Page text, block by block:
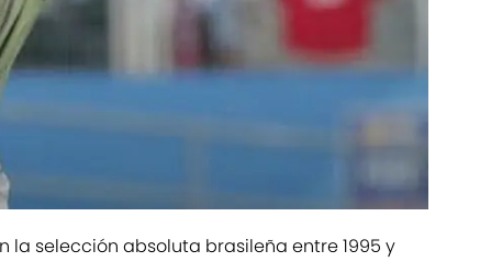
la selección absoluta brasileña entre 1995 y